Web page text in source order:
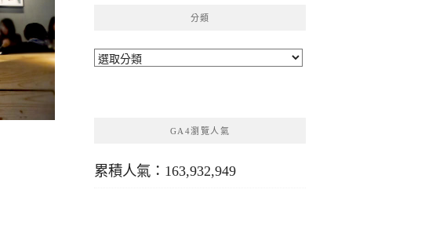
分類
分
GA4瀏覽人氣
累積人氣：163,932,949